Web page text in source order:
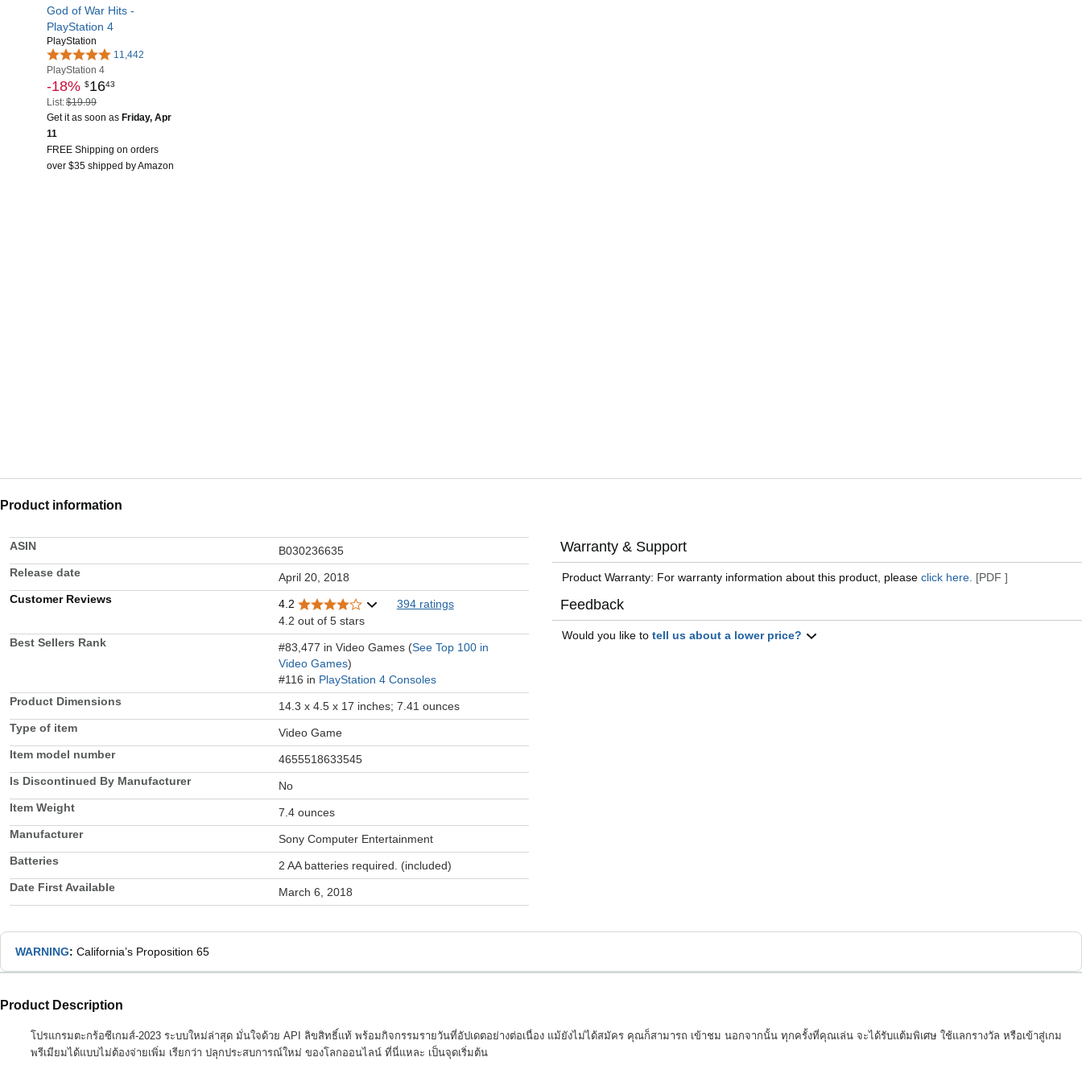
God of War Hits -
PlayStation 4
PlayStation
11,442
PlayStation 4
-18% $1643
List:$19.99
Get it as soon as Friday, Apr
11
FREE Shipping on orders
over $35 shipped by Amazon
Product information
ASIN
B030236635
Release date
April 20, 2018
Customer Reviews
4.2
394 ratings
4.2 out of 5 stars
Best Sellers Rank
#83,477 in Video Games (See Top 100 in
Video Games)
#116 in PlayStation 4 Consoles
Product Dimensions
14.3 x 4.5 x 17 inches; 7.41 ounces
Type of item
Video Game
Item model number
4655518633545
Is Discontinued By Manufacturer
No
Item Weight
7.4 ounces
Manufacturer
Sony Computer Entertainment
Batteries
2 AA batteries required. (included)
Date First Available
March 6, 2018
Warranty & Support
Product Warranty: For warranty information about this product, pleaseclick here. [PDF ]
Feedback
Would you like totell us about a lower price?
WARNING: California’s Proposition 65
Product Description
โปรแกรมตะกร้อซีเกมส์-2023 ระบบใหม่ล่าสุด มั่นใจด้วย API ลิขสิทธิ์แท้ พร้อมกิจกรรมรายวันที่อัปเดตอย่างต่อเนื่อง แม้ยังไม่ได้สมัคร คุณก็สามารถ เข้าชม นอกจากนั้น ทุกครั้งที่คุณเล่น จะได้รับแต้มพิเศษ ใช้แลกรางวัล หรือเข้าสู่เกม
พรีเมียมได้แบบไม่ต้องจ่ายเพิ่ม เรียกว่า ปลุกประสบการณ์ใหม่ ของโลกออนไลน์ ที่นี่แหละ เป็นจุดเริ่มต้น